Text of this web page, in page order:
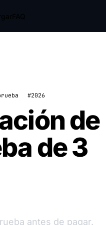
#2026
de
de 3
antes de pagar.